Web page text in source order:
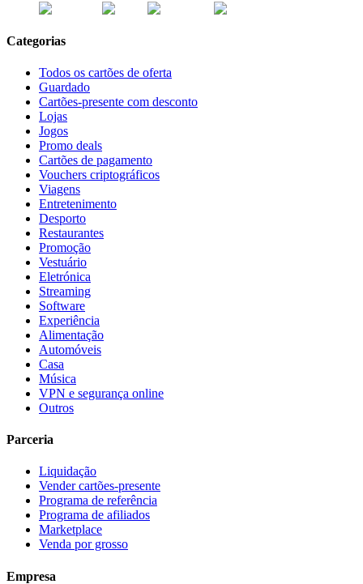
Categorias
Todos os cartões de oferta
Guardado
Cartões-presente com desconto
Lojas
Jogos
Promo deals
Cartões de pagamento
Vouchers criptográficos
Viagens
Entretenimento
Desporto
Restaurantes
Promoção
Vestuário
Eletrónica
Streaming
Software
Experiência
Alimentação
Automóveis
Casa
Música
VPN e segurança online
Outros
Parceria
Liquidação
Vender cartões-presente
Programa de referência
Programa de afiliados
Marketplace
Venda por grosso
Empresa